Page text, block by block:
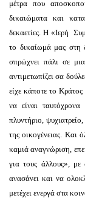
μέτρα που
δικαιώματα και
δεκαετίες. Η «Ιερή
το δικαίωμά μας στη
σπρώχνει πάλι σε
αντιμετωπίζει σα
είχε κάποτε το
να είναι
πλυντήριο,
της οικογένειας. Και
καμιά αναγνώριση,
για τους άλλους», με
ανασάνει και να
μετέχει ενεργά στα